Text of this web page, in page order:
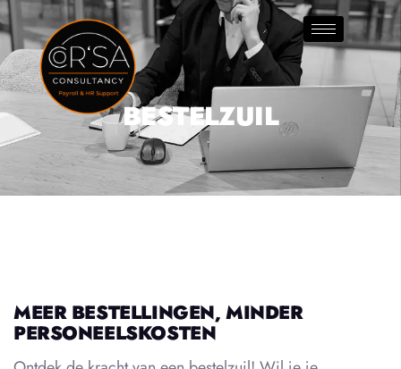
BESTELZUIL
MEER BESTELLINGEN, MINDER
PERSONEELSKOSTEN